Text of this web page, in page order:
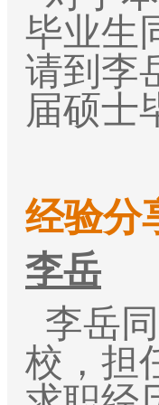
毕业生
请到李
届硕士
经验分
李岳
李岳
校，担